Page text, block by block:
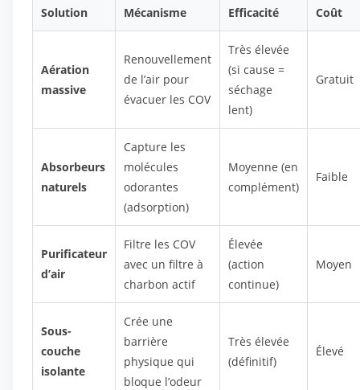
Solution Mécanisme Efficacité Coût
Aération
massive
Renouvellement
de l’air pour
évacuer les COV
Très élevée
(si cause =
séchage
lent)
Gratuit
Absorbeurs
naturels
Capture les
molécules
odorantes
(adsorption)
Moyenne (en
complément)
Faible
Purificateur
d’air
Filtre les COV
avec un filtre à
charbon actif
Élevée
(action
continue)
Moyen
Sous-
couche
isolante
Crée une
barrière
physique qui
bloque l’odeur
Très élevée
(définitif)
Élevé